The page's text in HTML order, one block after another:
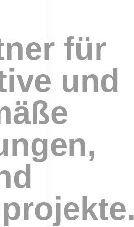
für
und